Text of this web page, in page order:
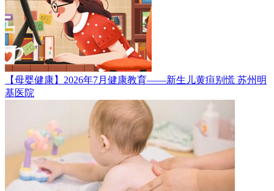
【母婴健康】2026年7月健康教育——新生儿黄疸别慌 苏州明
基医院